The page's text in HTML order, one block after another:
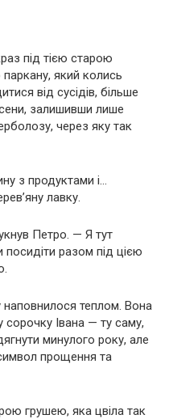
під тією старою
який колись
від сусідів, більше
залишивши лише
через яку так
з продуктами і…
лавку.
Петро. — Я тут
разом під цією
наповнилося теплом. Вона
сорочку Івана — ту саму,
минулого року, але
прощення та
грушею, яка цвіла так